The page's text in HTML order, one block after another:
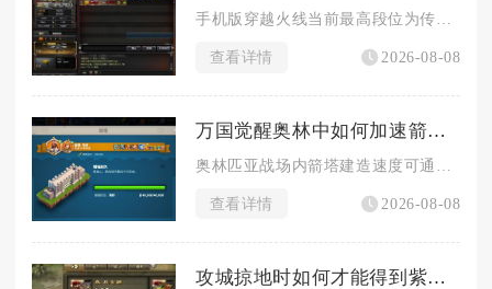
查看详情 2026-08-08
万国觉醒奥林中如何加速箭塔建造进程
查看详情 2026-08-08
攻城掠地时如何才能得到紫甘宁